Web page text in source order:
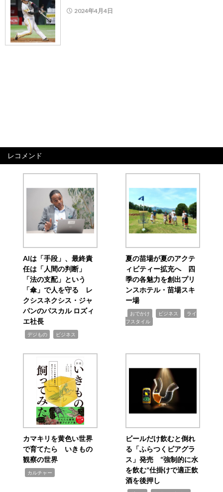
2024年4月4日
レコメンド
AIは「手段」、最終責
任は「人間の判断」
「法の支配」という
「傘」で人を守る レ
クシスネクシス・ジャ
パンのパスカル ロズィ
エ社長
デジもの ビジネス
夏の苗場が夏のアクテ
ィビティー拡充へ 四
季の各魅力を創出プリ
ンスホテル・苗場スキ
ー場
おでかけ ビジネス
ライ
フスタイル
カマキリを黄色い世界
で育てたら いきもの
観察の世界
カルチャー
ビールだけ飲むと倒れ
る「ふらつくビアグラ
ス」発売 “強制的に水
を飲む”仕掛けで適正飲
酒を後押し